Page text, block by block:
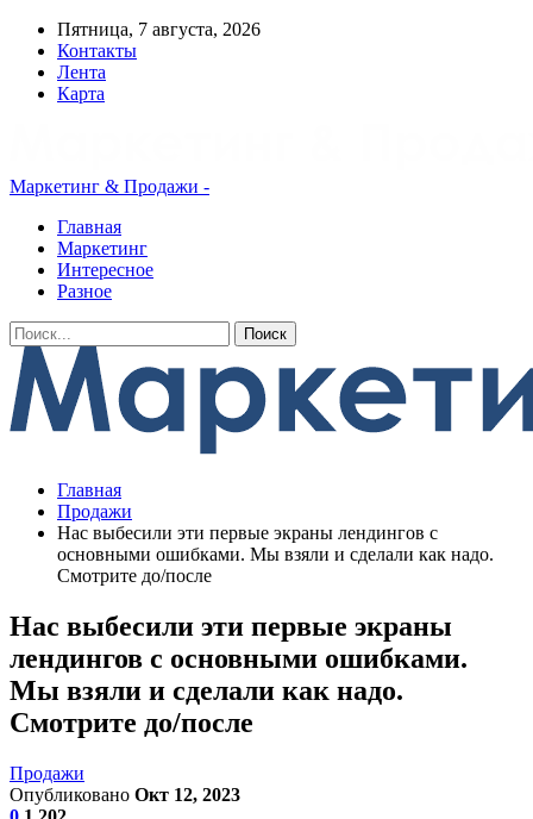
Пятница, 7 августа, 2026
Контакты
Лента
Карта
Маркетинг & Продажи -
Главная
Маркетинг
Интересное
Разное
Главная
Продажи
Нас выбесили эти первые экраны лендингов с
основными ошибками. Мы взяли и сделали как надо.
Смотрите до/после
Нас выбесили эти первые экраны
лендингов с основными ошибками.
Мы взяли и сделали как надо.
Смотрите до/после
Продажи
Опубликовано Окт 12, 2023